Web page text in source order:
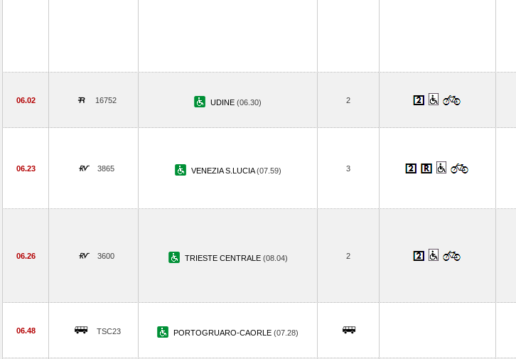
06.02 16752 UDINE (06.30) 2
06.23 3865 VENEZIA S.LUCIA(07.59) 3
06.26 3600 TRIESTE CENTRALE (08.04) 2
06.48 TSC23 PORTOGRUARO-CAORLE (07.28)